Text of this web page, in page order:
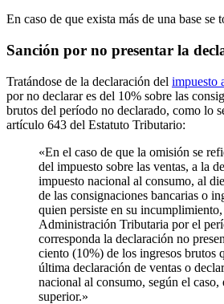
En caso de que exista más de una base se
Sanción por no presentar la
Tratándose de la declaración del impuesto
por no declarar es del 10% sobre las
brutos del período no declarado, como lo
artículo 643 del Estatuto Tributario:
«En el caso de que la omisión se
del impuesto sobre las ventas, a la
impuesto nacional al consumo, al
de las consignaciones bancarias o
quien persiste en su
Administración Tributaria por el
corresponda la declaración no
ciento (10%) de los ingresos brutos
última declaración de ventas o
nacional al consumo, según el caso,
superior.»